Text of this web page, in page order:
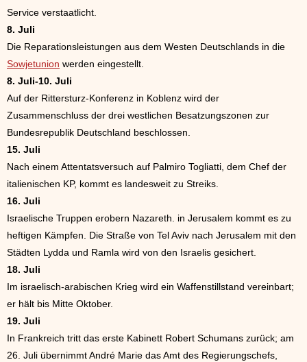
Service verstaatlicht.
8. Juli
Die Reparationsleistungen aus dem Westen Deutschlands in die
Sowjetunion werden eingestellt.
8. Juli-10. Juli
Auf der Rittersturz-Konferenz in Koblenz wird der
Zusammenschluss der drei westlichen Besatzungszonen zur
Bundesrepublik Deutschland beschlossen.
15. Juli
Nach einem Attentatsversuch auf Palmiro Togliatti, dem Chef der
italienischen KP, kommt es landesweit zu Streiks.
16. Juli
Israelische Truppen erobern Nazareth. in Jerusalem kommt es zu
heftigen Kämpfen. Die Straße von Tel Aviv nach Jerusalem mit den
Städten Lydda und Ramla wird von den Israelis gesichert.
18. Juli
Im israelisch-arabischen Krieg wird ein Waffenstillstand vereinbart;
er hält bis Mitte Oktober.
19. Juli
In Frankreich tritt das erste Kabinett Robert Schumans zurück; am
26. Juli übernimmt André Marie das Amt des Regierungschefs,